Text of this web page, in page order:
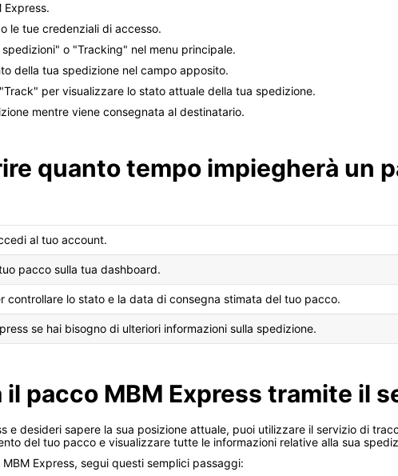
Express.
le tue credenziali di accesso.
o "Tracking" nel menu principale.
della tua spedizione nel campo apposito.
per visualizzare lo stato attuale della tua spedizione.
mentre viene consegnata al destinatario.
quanto tempo impiegherà un
al tuo account.
pacco sulla tua dashboard.
controllare lo stato e la data di consegna stimata del tuo pacco.
se hai bisogno di ulteriori informazioni sulla spedizione.
il pacco MBM Express tramite il
e desideri sapere la sua posizione attuale, puoi utilizzare il servizio di
del tuo pacco e visualizzare tutte le informazioni relative alla sua
Express, segui questi semplici passaggi: